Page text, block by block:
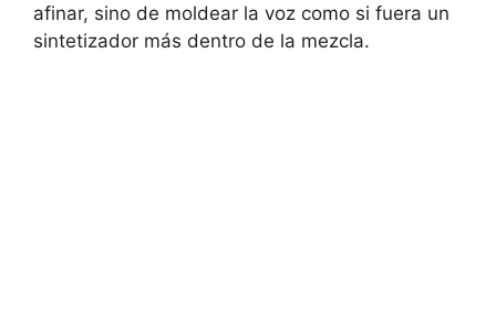
afinar, sino de moldear la voz como si fuera un
sintetizador más dentro de la mezcla.